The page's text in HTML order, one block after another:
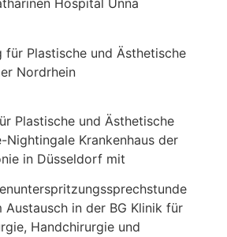
Hospital Unna
für Plastische und Ästhetische
Nordrhein
Plastische und Ästhetische
Nightingale Krankenhaus der
in Düsseldorf mit
Austausch in der BG Klinik für
Handchirurgie und